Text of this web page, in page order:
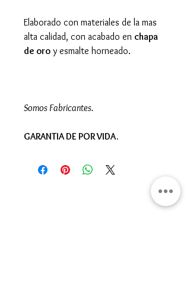
Elaborado con materiales de la mas
alta calidad, con acabado en chapa
de oro y esmalte horneado.
Somos Fabricantes.
GARANTIA DE POR VIDA.